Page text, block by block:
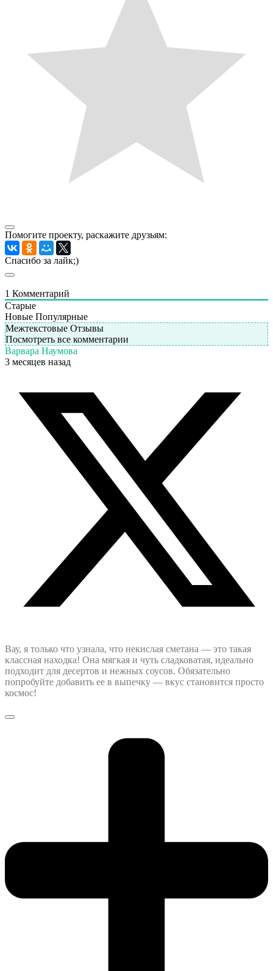
Помогите проекту, раскажите друзьям:
Спасибо за лайк;)
1 Комментарий
Старые
Новые Популярные
Межтекстовые Отзывы
Посмотреть все комментарии
Варвара Наумова
3 месяцев назад
Вау, я только что узнала, что некислая сметана — это такая
классная находка! Она мягкая и чуть сладковатая, идеально
подходит для десертов и нежных соусов. Обязательно
попробуйте добавить ее в выпечку — вкус становится просто
космос!